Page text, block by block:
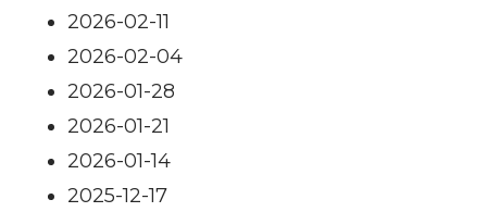
2026-02-11
2026-02-04
2026-01-28
2026-01-21
2026-01-14
2025-12-17